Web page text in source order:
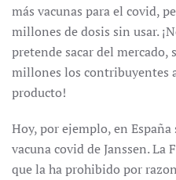
más vacunas para el covid,
millones de dosis sin usar.
pretende sacar del mercado,
millones los contribuyentes
producto!
Hoy, por ejemplo, en
vacuna covid de Janssen. La
que la ha prohibido por